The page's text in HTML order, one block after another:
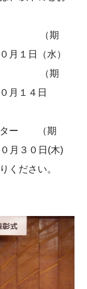
大野
（期
月１日（水）
ビー
（期
月１４日
ター
（期
月３０日(木)
ください。